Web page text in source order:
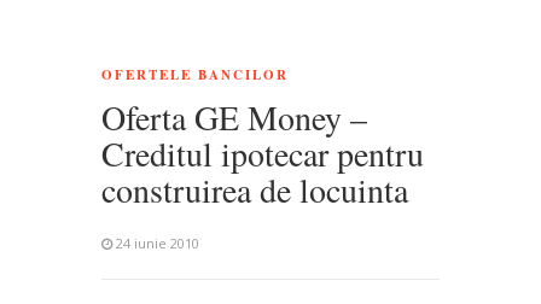
OFERTELE BANCILOR
Oferta GE Money –
Creditul ipotecar pentru
construirea de locuinta
24 iunie 2010